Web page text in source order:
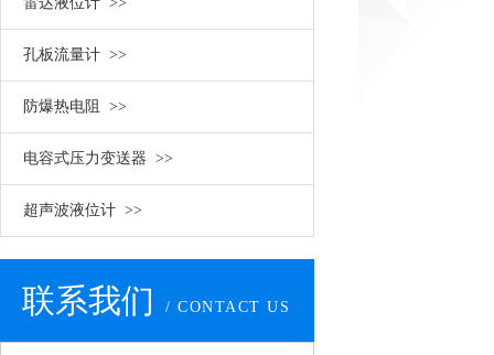
孔板流量计 >>
防爆热电阻 >>
电容式压力变送器 >>
超声波液位计 >>
联系我们 / CONTACT US